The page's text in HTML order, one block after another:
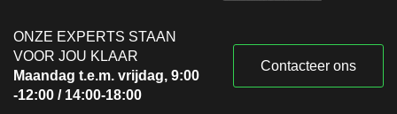
ONZE EXPERTS STAAN
VOOR JOU KLAAR
Maandag t.e.m. vrijdag, 9:00
-12:00 / 14:00-18:00
Contacteer ons